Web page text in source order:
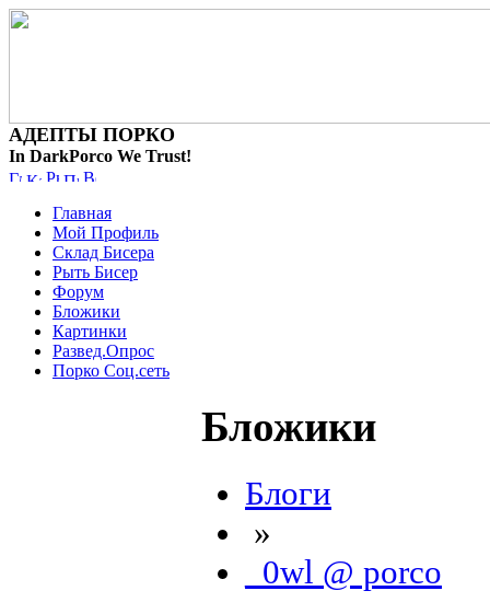
АДЕПТЫ ПОРКО
In DarkPorco We Trust!
Главная
Мой Профиль
Склад Бисера
Рыть Бисер
Форум
Бложики
Картинки
Развед.Опрос
Порко Соц.сеть
Бложики
Блоги
»
_0wl @ porco